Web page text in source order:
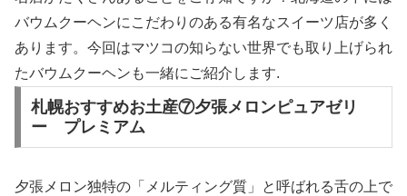
バウムクーヘンにこだわりのある有名なスイーツ店が多く
あります。今回はマツコの知らない世界でも取り上げられ
たバウムクーヘンも一緒にご紹介します.
札幌おすすめお土産⑦夕張メロンピュアゼリ
ー プレミアム
夕張メロン独特の「メルティング質」と呼ばれる舌の上で